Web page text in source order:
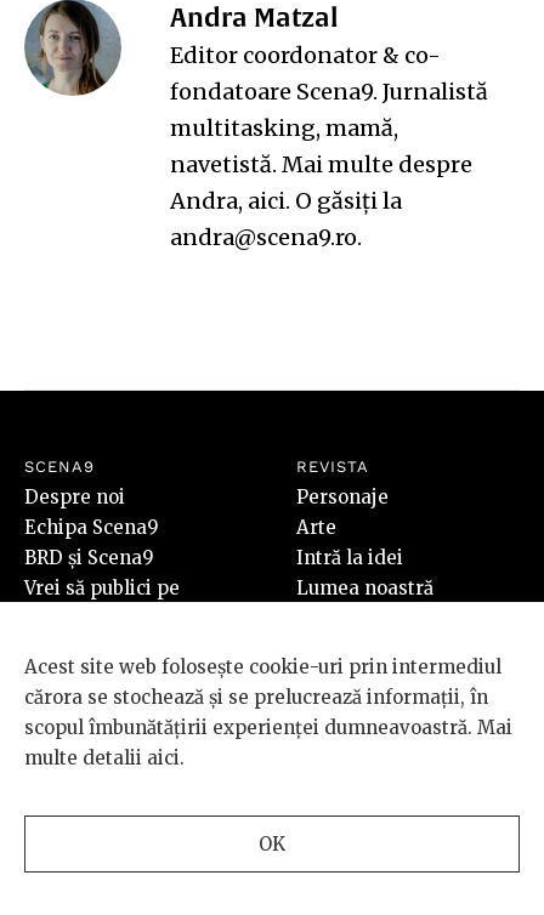
Andra Matzal
Editor coordonator & co-
fondatoare Scena9. Jurnalistă
multitasking, mamă,
navetistă. Mai multe despre
Andra, aici. O găsiți la
andra@scena9.ro.
SCENA9
Despre noi
Echipa Scena9
BRD și Scena9
Vrei să publici pe
Contact
REVISTA
Personaje
Arte
Intră la idei
Lumea noastră
SHOP
Revista Scena9 #7
Video
Acest site web folosește cookie-uri prin intermediul
cărora se stochează și se prelucrează informații, în
scopul îmbunătățirii experienței dumneavoastră. Mai
multe detalii aici.
OK